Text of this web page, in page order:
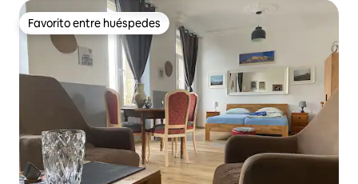
Favorito entre huéspedes
Favorito entre huéspedes